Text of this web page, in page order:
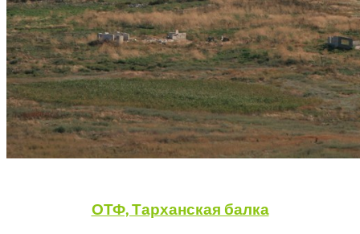
ОТФ, Тарханская балка